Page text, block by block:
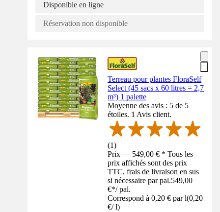
Disponible en ligne
Réservation non disponible
Terreau pour plantes FloraSelf
Select (45 sacs x 60 litres = 2,7
m³) 1 palette
Moyenne des avis : 5 de 5
étoiles. 1 Avis client.
(1)
Prix — 549,00 € * Tous les
prix affichés sont des prix
TTC, frais de livraison en sus
si nécessaire par pal.549,00
€*/ pal.
Correspond à 0,20 € par l(0,20
€/ l)